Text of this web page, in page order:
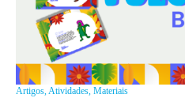
Artigos,Atividades, Materiais